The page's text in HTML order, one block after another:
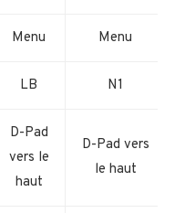
Menu Menu
LB N1
D-Pad
vers le
haut
D-Pad vers
le haut